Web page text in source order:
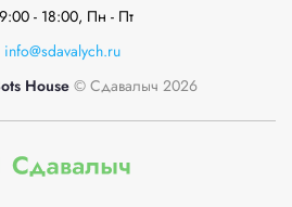
- 18:00, Пн - Пт
info@sdavalych.ru
House © Сдавалыч 2026